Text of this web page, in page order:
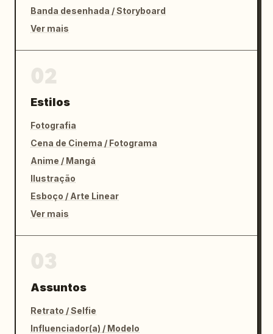
Banda desenhada / Storyboard
Ver mais
Estilos
Fotografia
Cena de Cinema / Fotograma
Anime / Mangá
Ilustração
Esboço / Arte Linear
Ver mais
Assuntos
Retrato / Selfie
Influenciador(a) / Modelo